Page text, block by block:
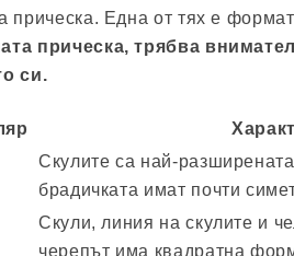
прическа. Една от тях е
прическа, трябва
си.
Скулите са най-
брадичката имат почти
Скули, линия на скулите и
черепът има квадратна